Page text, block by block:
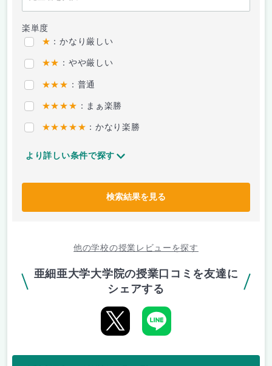
楽単度
★ ：かなり厳しい
★★ ：やや厳しい
★★★ ：普通
★★★★ ：まぁ楽勝
★★★★★ ：かなり楽勝
より詳しい条件で探す
検索結果を見る
他の学校の授業レビューを探す
亜細亜大学大学院の授業口コミを友達に
シェアする